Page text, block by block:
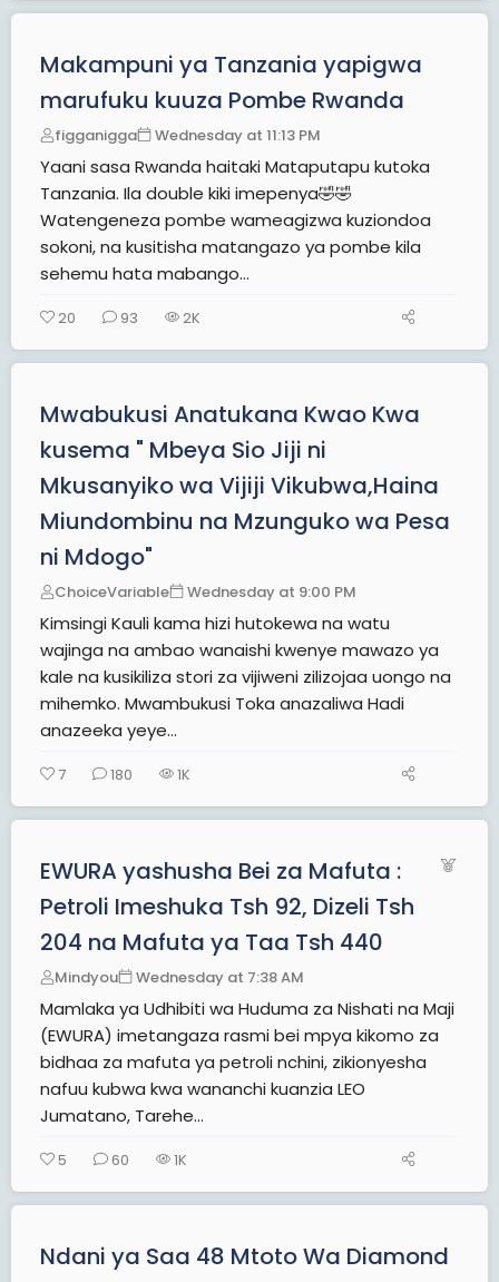
Makampuni ya Tanzania yapigwa
marufuku kuuza Pombe Rwanda
figganigga Wednesday at 11:13 PM
Yaani sasa Rwanda haitaki Mataputapu kutoka
Tanzania. Ila double kiki imepenya🤣🤣
Watengeneza pombe wameagizwa kuziondoa
sokoni, na kusitisha matangazo ya pombe kila
sehemu hata mabango...
20 93 2K
Mwabukusi Anatukana Kwao Kwa
kusema " Mbeya Sio Jiji ni
Mkusanyiko wa Vijiji Vikubwa,Haina
Miundombinu na Mzunguko wa Pesa
ni Mdogo"
ChoiceVariable Wednesday at 9:00 PM
Kimsingi Kauli kama hizi hutokewa na watu
wajinga na ambao wanaishi kwenye mawazo ya
kale na kusikiliza stori za vijiweni zilizojaa uongo na
mihemko. Mwambukusi Toka anazaliwa Hadi
anazeeka yeye...
7 180 1K
F
EWURA yashusha Bei za Mafuta :
Petroli Imeshuka Tsh 92, Dizeli Tsh
204 na Mafuta ya Taa Tsh 440
Mindyou Wednesday at 7:38 AM
Mamlaka ya Udhibiti wa Huduma za Nishati na Maji
(EWURA) imetangaza rasmi bei mpya kikomo za
bidhaa za mafuta ya petroli nchini, zikionyesha
nafuu kubwa kwa wananchi kuanzia LEO
Jumatano, Tarehe...
5 60 1K
Ndani ya Saa 48 Mtoto Wa Diamond